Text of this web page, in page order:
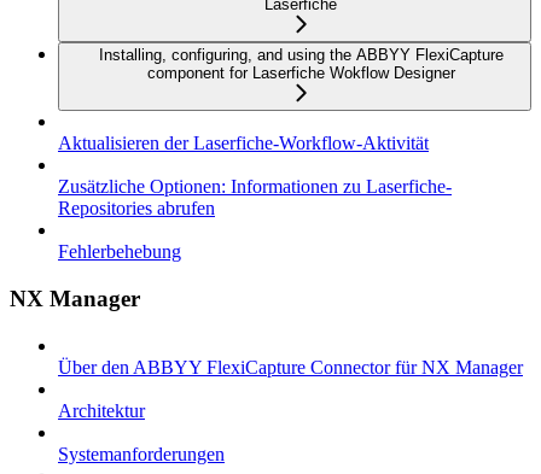
Laserfiche
Installing, configuring, and using the ABBYY FlexiCapture
component for Laserfiche Wokflow Designer
Aktualisieren der Laserfiche-Workflow-Aktivität
Zusätzliche Optionen: Informationen zu Laserfiche-
Repositories abrufen
Fehlerbehebung
NX Manager
Über den ABBYY FlexiCapture Connector für NX Manager
Architektur
Systemanforderungen